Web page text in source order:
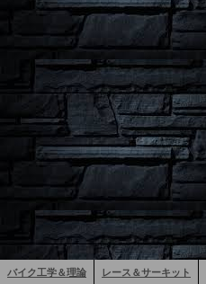
バイク工学＆理論 レース＆サーキット